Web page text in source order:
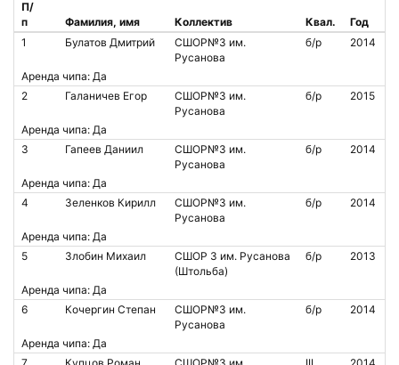
П/
п
Фамилия, имя Коллектив Квал.
Год
1
Булатов Дмитрий
СШОР№3 им.
Русанова
б/р 2014
Аренда чипа: Да
2
Галаничев Егор
СШОР№3 им.
Русанова
б/р 2015
Аренда чипа: Да
3
Гапеев Даниил
СШОР№3 им.
Русанова
б/р 2014
Аренда чипа: Да
4
Зеленков Кирилл
СШОР№3 им.
Русанова
б/р 2014
Аренда чипа: Да
5
Злобин Михаил
СШОР 3 им. Русанова
(Штольба)
б/р 2013
Аренда чипа: Да
6
Кочергин Степан
СШОР№3 им.
Русанова
б/р 2014
Аренда чипа: Да